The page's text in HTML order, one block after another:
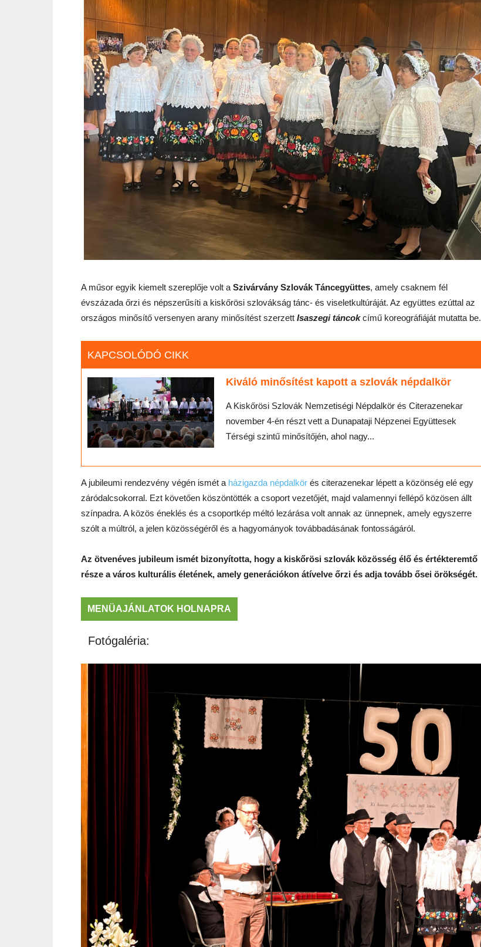
A műsor egyik kiemelt szereplője volt a Szivárvány Szlovák Táncegyüttes, amely csaknem fél
évszázada őrzi és népszerűsíti a kiskőrösi szlovákság tánc- és viseletkultúráját. Az együttes ezúttal az
országos minősítő versenyen arany minősítést szerzett Isaszegi táncokcímű koreográfiáját mutatta be.
KAPCSOLÓDÓ CIKK
Kiváló minősítést kapott a szlovák népdalkör
A Kiskőrösi Szlovák Nemzetiségi Népdalkör és Citerazenekar
november 4-én részt vett a Dunapataji Népzenei Együttesek
Térségi szintű minősítőjén, ahol nagy...
A jubileumi rendezvény végén ismét a házigazda népdalkör és citerazenekar lépett a közönség elé egy
záródalcsokorral. Ezt követően köszöntötték a csoport vezetőjét, majd valamennyi fellépő közösen állt
színpadra. A közös éneklés és a csoportkép méltó lezárása volt annak az ünnepnek, amely egyszerre
szólt a múltról, a jelen közösségéről és a hagyományok továbbadásának fontosságáról.
Az ötvenéves jubileum ismét bizonyította, hogy a kiskőrösi szlovák közösség élő és értékteremtő
része a város kulturális életének, amely generációkon átívelve őrzi és adja tovább ősei örökségét.
MENÜAJÁNLATOK HOLNAPRA
Fotógaléria: